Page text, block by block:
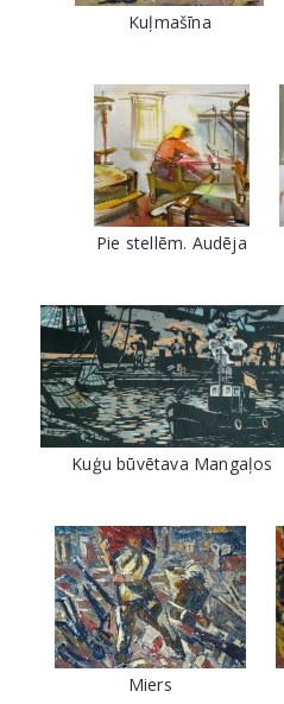
Kuļmašīna
Pie stellēm. Audēja
Kuģu būvētava Mangaļos
Miers